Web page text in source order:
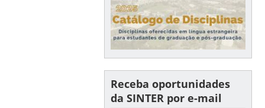
Receba oportunidades
da SINTER por e-mail